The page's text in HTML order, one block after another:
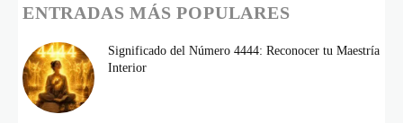
ENTRADAS MÁS POPULARES
Significado del Número 4444: Reconocer tu Maestría
Interior